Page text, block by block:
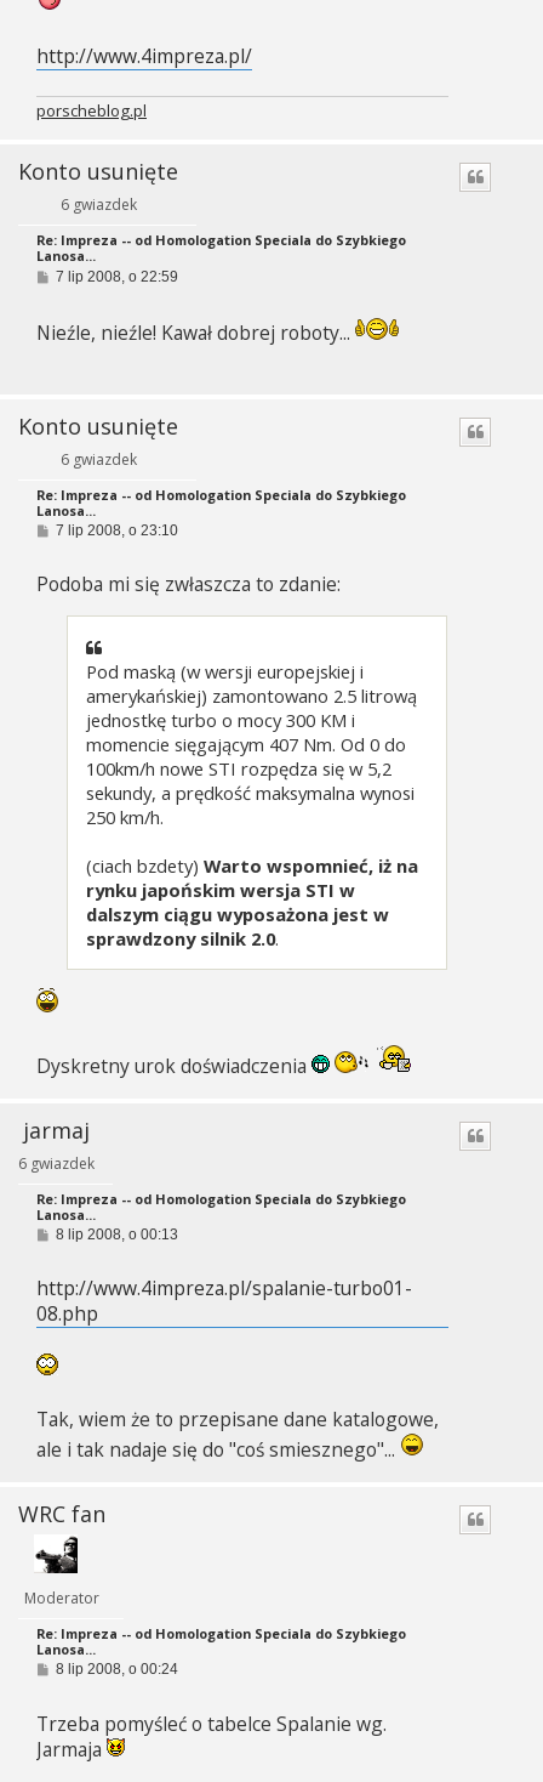
http://www.4impreza.pl/
porscheblog.pl
Konto usunięte
6 gwiazdek
Re: Impreza -- od Homologation Speciala do Szybkiego
Lanosa...
P
t
7 lip 2008, o 22:59
Nieźle, nieźle! Kawał dobrej roboty...
Konto usunięte
6 gwiazdek
Re: Impreza -- od Homologation Speciala do Szybkiego
Lanosa...
P
t
7 lip 2008, o 23:10
Podoba mi się zwłaszcza to zdanie:
Pod maską (w wersji europejskiej i
amerykańskiej) zamontowano 2.5 litrową
jednostkę turbo o mocy 300 KM i
momencie sięgającym 407 Nm. Od 0 do
100km/h nowe STI rozpędza się w 5,2
sekundy, a prędkość maksymalna wynosi
250 km/h.
(ciach bzdety) Warto wspomnieć, iż na
rynku japońskim wersja STI w
dalszym ciągu wyposażona jest w
sprawdzony silnik 2.0.
Dyskretny urok doświadczenia
jarmaj
6 gwiazdek
Re: Impreza -- od Homologation Speciala do Szybkiego
Lanosa...
P
t
8 lip 2008, o 00:13
http://www.4impreza.pl/spalanie-turbo01-
08.php
Tak, wiem że to przepisane dane katalogowe,
ale i tak nadaje się do "coś smiesznego"...
WRC fan
Moderator
Re: Impreza -- od Homologation Speciala do Szybkiego
Lanosa...
P
t
8 lip 2008, o 00:24
Trzeba pomyśleć o tabelce Spalanie wg.
Jarmaja